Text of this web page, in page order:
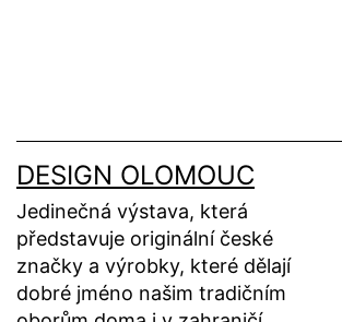
DESIGN OLOMOUC
Jedinečná výstava, která
představuje originální české
značky a výrobky, které dělají
dobré jméno našim tradičním